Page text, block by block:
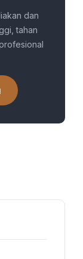
dan
tahan